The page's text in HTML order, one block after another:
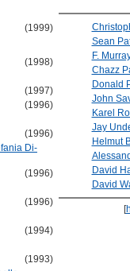
(1999)
(1998)
(1997)
(1996)
(1996)
Di-
(1996)
(1996)
(1994)
(1993)
Sean
F.
Chazz
Donald
John
Karel
Jay
Helmut
David
David
[